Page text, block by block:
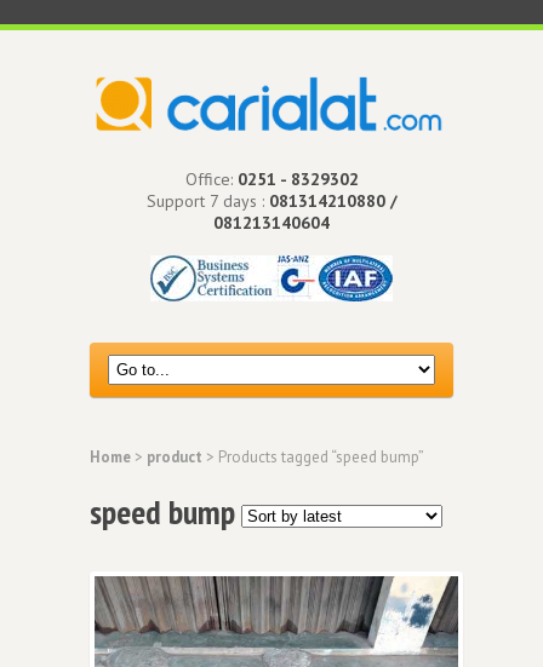
Office: 0251 - 8329302
Support 7 days : 081314210880 /
081213140604
Home > product > Products tagged “speed bump”
speed bump